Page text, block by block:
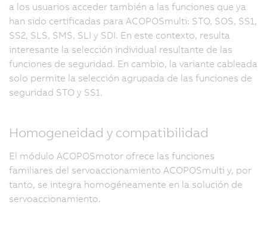
a los usuarios acceder también a las funciones que ya
han sido certificadas para ACOPOSmulti: STO, SOS, SS1,
SS2, SLS, SMS, SLI y SDI. En este contexto, resulta
interesante la selección individual resultante de las
funciones de seguridad. En cambio, la variante cableada
solo permite la selección agrupada de las funciones de
seguridad STO y SS1.
Homogeneidad y compatibilidad
El módulo ACOPOSmotor ofrece las funciones
familiares del servoaccionamiento ACOPOSmulti y, por
tanto, se integra homogéneamente en la solución de
servoaccionamiento.